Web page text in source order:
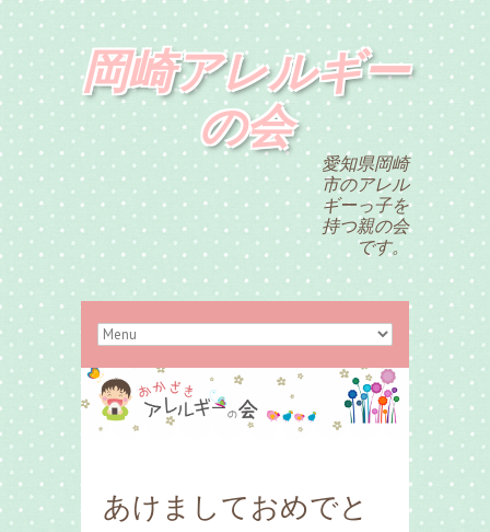
岡崎アレルギー
の会
愛知県岡崎
市のアレル
ギーっ子を
持つ親の会
です。
あけましておめでと